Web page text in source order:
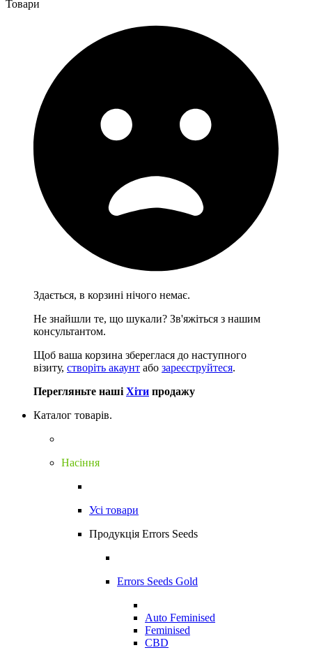
Товари
Здається, в корзині нічого немає.
Не знайшли те, що шукали? Зв'яжіться з нашим
консультантом.
Щоб ваша корзина збереглася до наступного
візиту, створіть акаунт або зареєструйтеся.
Перегляньте наші Хіти продажу
Каталог товарів.
Насіння
Усі товари
Продукція Errors Seeds
Errors Seeds Gold
Auto Feminised
Feminised
CBD